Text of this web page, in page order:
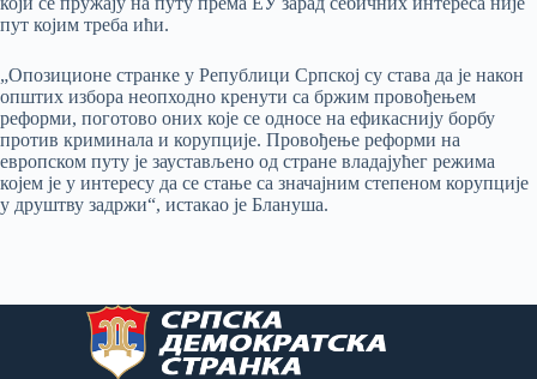
пут којим треба ићи.
„Опозиционе странке у Републици Српској су става да је након
општих избора неопходно кренути са бржим провођењем
реформи, поготово оних које се односе на ефикаснију борбу
против криминала и корупције. Провођење реформи на
европском путу је заустављено од стране владајућег режима
којем је у интересу да се стање са значајним степеном корупције
у друштву задржи“, истакао је Блануша.